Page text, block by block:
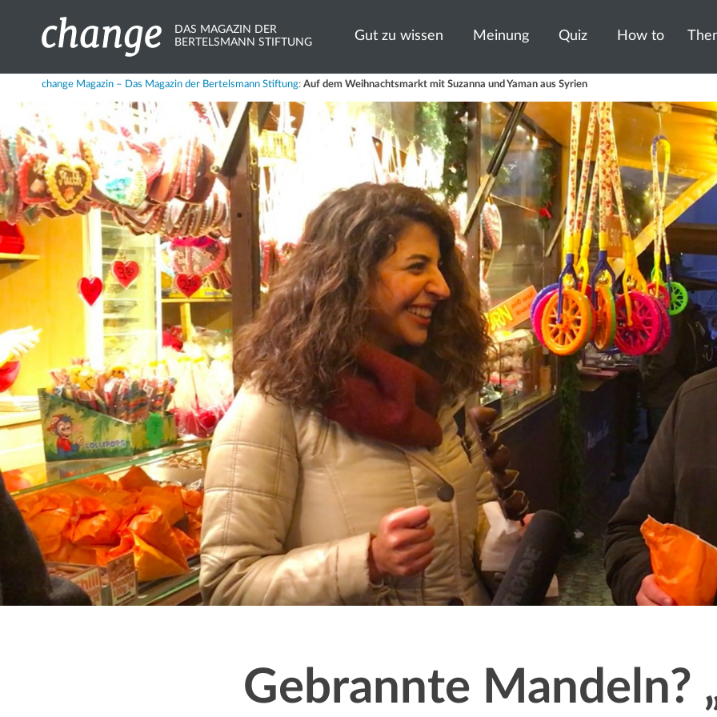
DAS MAGAZIN DER
BERTELSMANN STIFTUNG
Gut zu wissen Meinung Quiz How to
Share
X.com
Bluesky
Mastodon
LinkedIn
Xing
Message
change Magazin – Das Magazin der Bertelsmann Stiftung: Auf dem Weihnachtsmarkt mit Suzanna und Yaman aus Syrien
Gebrannte Mandeln?